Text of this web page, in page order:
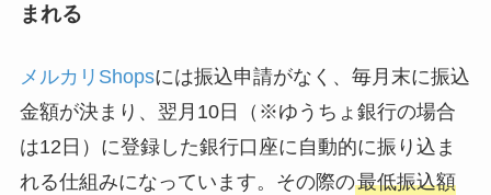
まれる
メルカリShopsには振込申請がなく、毎月末に振込
金額が決まり、翌月10日（※ゆうちょ銀行の場合
は12日）に登録した銀行口座に自動的に振り込ま
れる仕組みになっています。その際の最低振込額